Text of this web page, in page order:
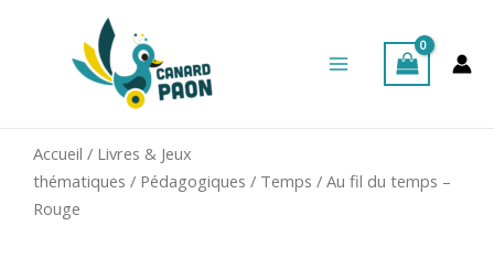
Menu
Accueil / Livres & Jeux
thématiques / Pédagogiques / Temps / Au fil du temps –
Rouge